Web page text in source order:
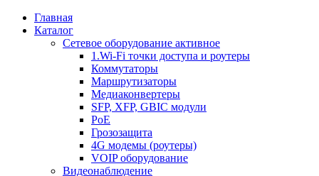
Главная
Каталог
Сетевое оборудование активное
1.Wi-Fi точки доступа и роутеры
Коммутаторы
Маршрутизаторы
Медиаконвертеры
SFP, XFP, GBIC модули
PoE
Грозозащита
4G модемы (роутеры)
VOIP оборудование
Видеонаблюдение